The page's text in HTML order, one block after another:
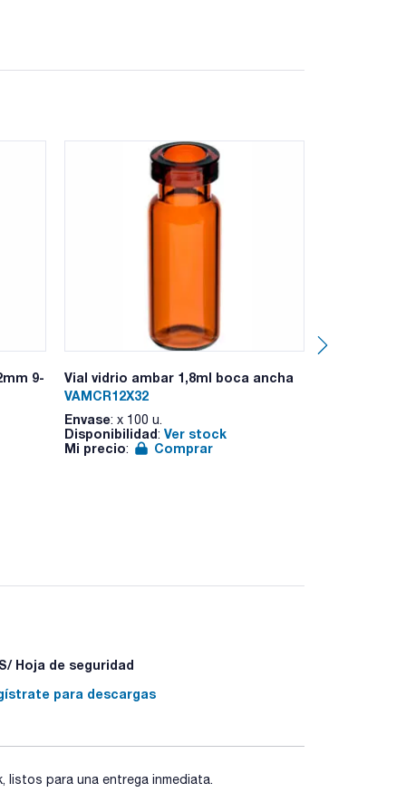
P370+P378a - P403+P235 - P501a -
9-
Vial vidrio ambar 1,8ml boca ancha
VAMCR12X32
Envase: x 100 u.
Disponibilidad: Ver stock
Mi precio: Comprar
Hoja de seguridad
para descargas
para una entrega inmediata.